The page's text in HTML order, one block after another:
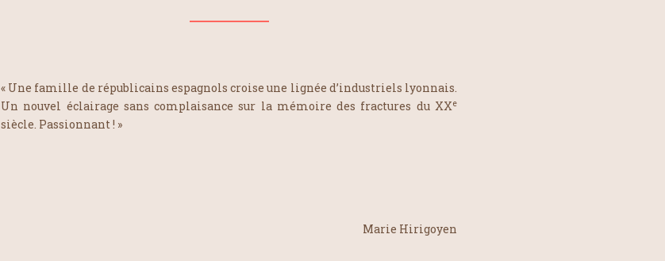
« Une famille de républicains espagnols croise une lignée d’industriels lyonnais.
Un nouvel éclairage sans complaisance sur la mémoire des fractures du XXe
siècle. Passionnant ! »
Marie Hirigoyen